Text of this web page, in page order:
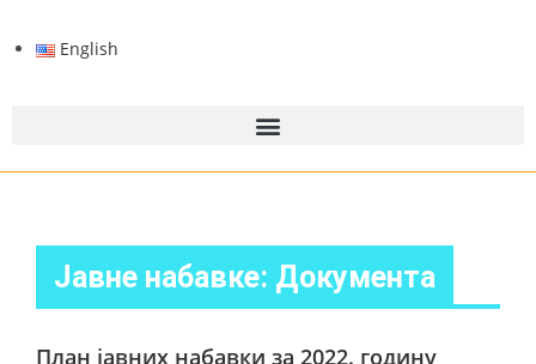
English
Јавне набавке: Документа
План јавних набавки за 2022. годину